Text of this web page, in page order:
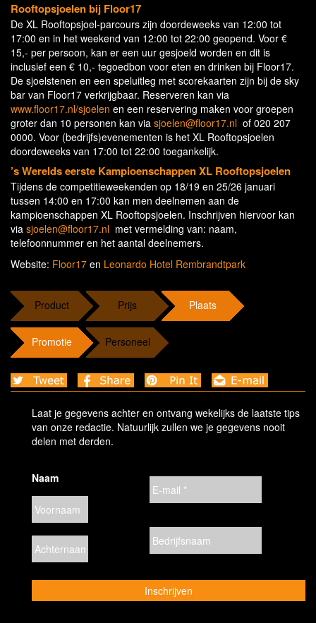
Rooftopsjoelen bij Floor17
De XL Rooftopsjoel-parcours zijn doordeweeks van 12:00 tot
17:00 en in het weekend van 12:00 tot 22:00 geopend. Voor €
15,- per persoon, kan er een uur gesjoeld worden en dit is
inclusief een € 10,- tegoedbon voor eten en drinken bij Floor17.
De sjoelstenen en een speluitleg met scorekaarten zijn bij de sky
bar van Floor17 verkrijgbaar. Reserveren kan via
www.floor17.nl/sjoelen en een reservering maken voor groepen
groter dan 10 personen kan via sjoelen@floor17.nl of 020 207
0000. Voor (bedrijfs)evenementen is het XL Rooftopsjoelen
doordeweeks van 17:00 tot 22:00 toegankelijk.
’s Werelds eerste Kampioenschappen XL Rooftopsjoelen
Tijdens de competitieweekenden op 18/19 en 25/26 januari
tussen 14:00 en 17:00 kan men deelnemen aan de
kampioenschappen XL Rooftopsjoelen. Inschrijven hiervoor kan
via sjoelen@floor17.nl met vermelding van: naam,
telefoonnummer en het aantal deelnemers.
Website: Floor17 en Leonardo Hotel Rembrandtpark
Product Prijs Plaats
Promotie Personeel
Laat je gegevens achter en ontvang wekelijks de laatste tips
van onze redactie. Natuurlijk zullen we je gegevens nooit
delen met derden.
Naam